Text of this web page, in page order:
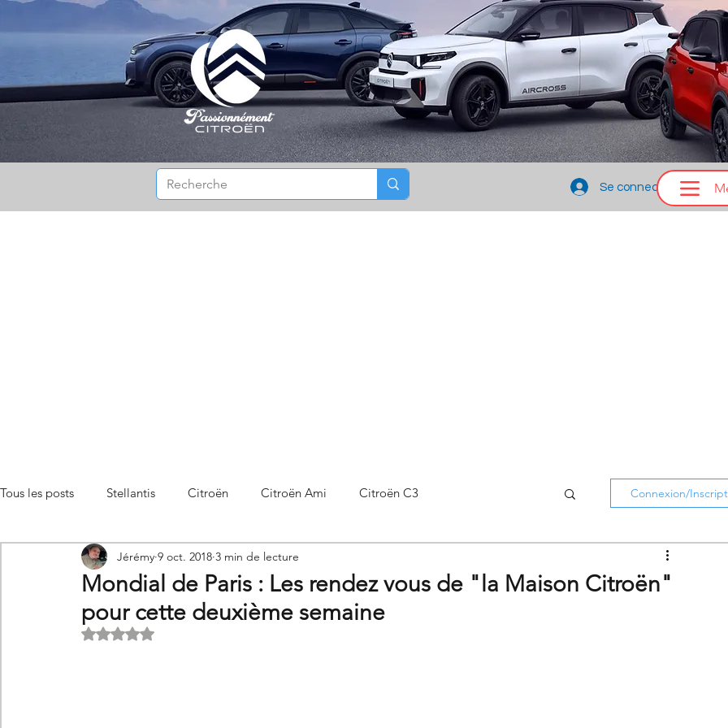
Se connecter
Tous les posts Stellantis Citroën Citroën Ami Citroën C3
Citroën C3 Aircross Citroën C4 Citroën C4 X
Citroën C5 X Citroën Berlingo Citroën Basalt Citroën Holidays
Connexion/
Mondial de Paris : Les rendez vous de "la Maison Citroën"
pour cette deuxième semaine
Jérémy 9 oct. 2018 3 min de lecture
Noté NaN étoiles sur 5.